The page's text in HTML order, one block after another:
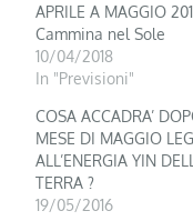
APRILE A MAGGIO
Cammina nel Sole
10/04/2018
In "Previsioni"
COSA ACCADRA’
MESE DI MAGGIO
ALL’ENERGIA YIN
TERRA ?
19/05/2016